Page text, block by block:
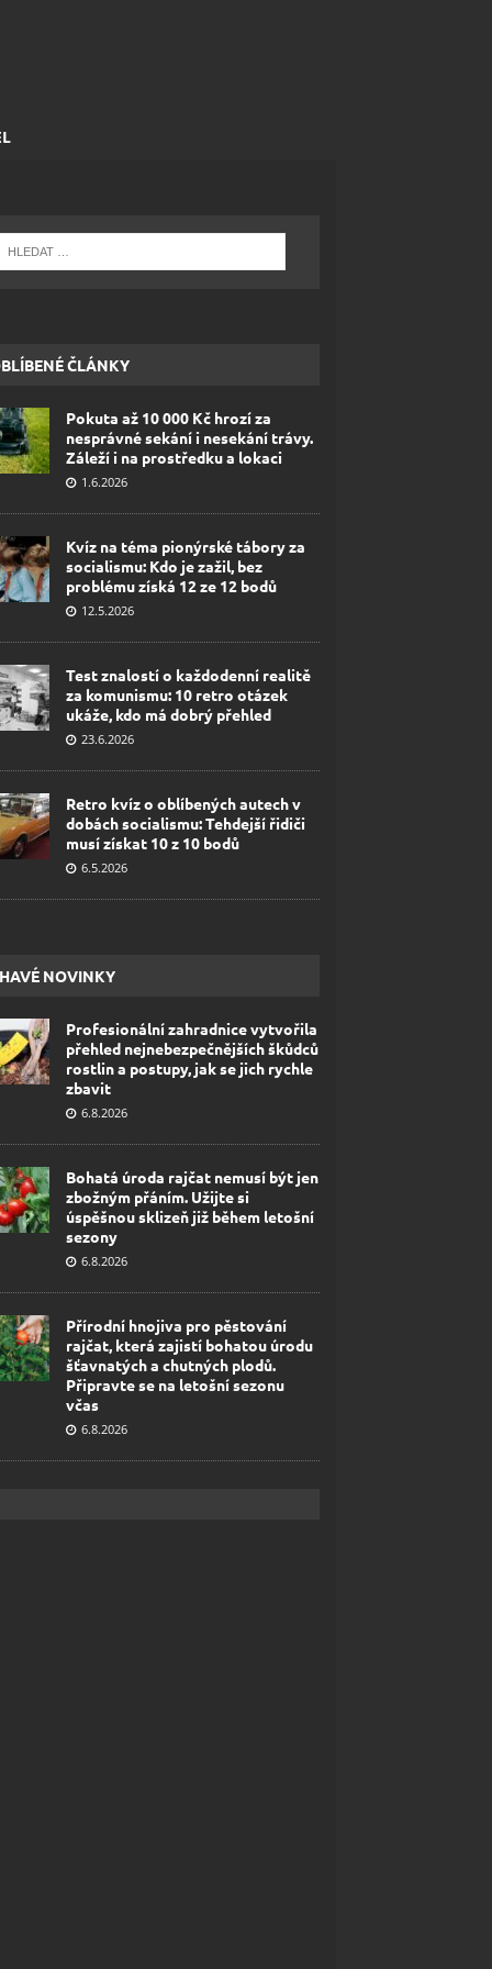
ČLÁNKY
Pokuta až 10 000 Kč hrozí za
nesprávné sekání i nesekání trávy.
Záleží i na prostředku a lokaci
1.6.2026
Kvíz na téma pionýrské tábory za
socialismu: Kdo je zažil, bez
problému získá 12 ze 12 bodů
12.5.2026
Test znalostí o každodenní realitě
za komunismu: 10 retro otázek
ukáže, kdo má dobrý přehled
23.6.2026
Retro kvíz o oblíbených autech v
dobách socialismu: Tehdejší řidiči
musí získat 10 z 10 bodů
6.5.2026
NOVINKY
Profesionální zahradnice vytvořila
přehled nejnebezpečnějších škůdců
rostlin a postupy, jak se jich rychle
zbavit
6.8.2026
Bohatá úroda rajčat nemusí být jen
zbožným přáním. Užijte si
úspěšnou sklizeň již během letošní
sezony
6.8.2026
Přírodní hnojiva pro pěstování
rajčat, která zajistí bohatou úrodu
šťavnatých a chutných plodů.
Připravte se na letošní sezonu
včas
6.8.2026